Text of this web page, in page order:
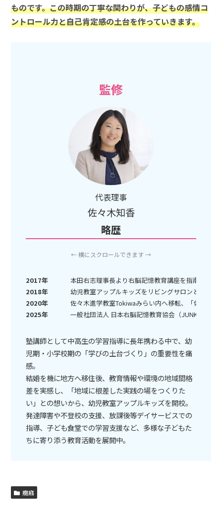
ものです。この時期の丁寧な関わりが、子どもの感情コ
ントロール力と自己肯定感の土台を作っていきます。
監修
代表理事
佐々木知香
略歴
← 横にスクロールできます →
2017年
本田右志理事長より右脳記憶教育講座を指南、「
2018年
幼児教室アップルキッズをリビングサロンとして開
2020年
佐々木進学教室Tokiwaみらい内へ移転、「佐々木
2025年
一般社団法人 日本右脳記憶教育協会（JUNKK）代
塾講師として中高生の学習指導に長年携わる中で、幼
児期・小学校期の「学びの土台づくり」の重要性を痛
感。
結婚を機に地方へ移住後、教育情報や環境の地域間格
差を実感し、「地域に根差した実践の場をつくりた
い」との想いから、幼児教室アップルキッズを開校。
発達障害や不登校の支援、放課後等デイサービスでの
指導、子ども食堂での学習支援など、多様な子どもた
ちに寄り添う教育活動を展開中。
癇癪